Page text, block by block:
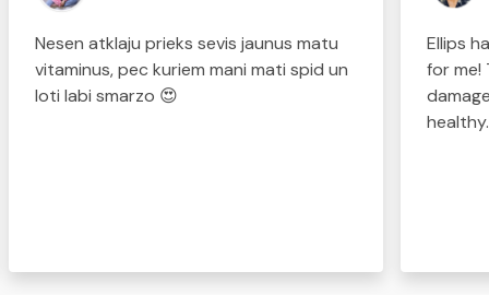
Nesen atklaju prieks sevis jaunus matu
vitaminus, pec kuriem mani mati spid un
loti labi smarzo 😍
Ellips
for me!